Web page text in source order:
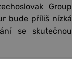
Group
bude příliš nízká
se skutečnou